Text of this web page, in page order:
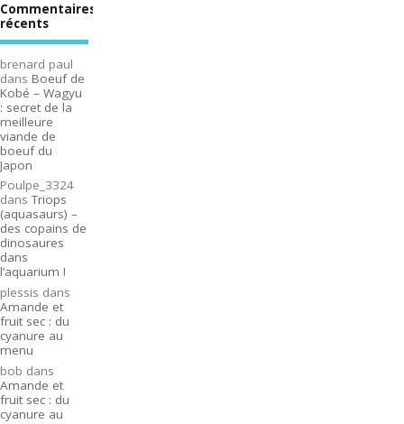
Commentaires
récents
brenard paul
dans Boeuf de
Kobé – Wagyu
: secret de la
meilleure
viande de
boeuf du
Japon
Poulpe_3324
dansTriops
(aquasaurs) –
des copains de
dinosaures
dans
l’aquarium !
plessis dans
Amande et
fruit sec : du
cyanure au
menu
bob dans
Amande et
fruit sec : du
cyanure au